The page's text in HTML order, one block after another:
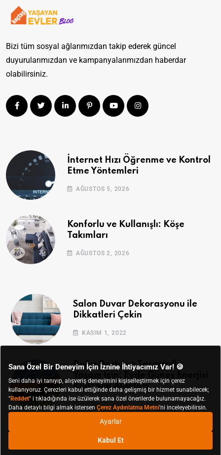
Bizi tüm sosyal ağlarımızdan takip ederek güncel
duyurularımızdan ve kampanyalarımızdan haberdar
olabilirsiniz.
İnternet Hızı Öğrenme ve Kontrol
Etme Yöntemleri
AĞUSTOS 5, 2026
Konforlu ve Kullanışlı: Köşe
Takımları
AĞUSTOS 2, 2026
Salon Duvar Dekorasyonu ile
Dikkatleri Çekin
KASIM 1, 2022
Doğa Dostu ve Tasarruflu
Kullanım Alanları
EKIM 28, 2022